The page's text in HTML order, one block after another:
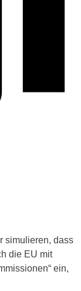
simulieren, dass
die EU mit
ein,